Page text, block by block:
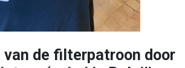
van de filterpatroon door